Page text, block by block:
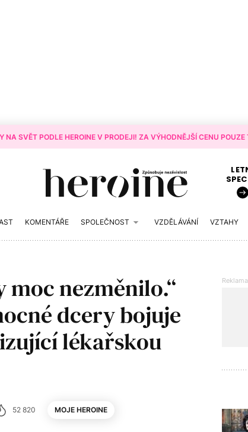
NA SVĚT PODLE HEROINE V PRODEJI! ZA VÝHODNĚJŠÍ CENU
KOMENTÁŘE SPOLEČNOST VZDĚLÁVÁNÍ VZTAHY
nezměnilo.“
dcery bojuje
lékařskou
52 820 MOJE HEROINE